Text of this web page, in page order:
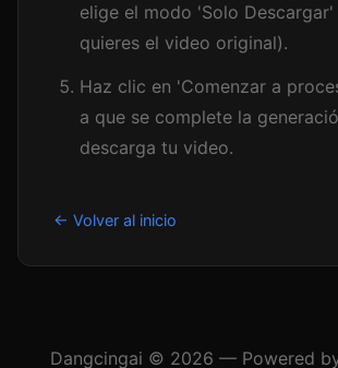
elige el modo 'Solo Descargar'
quieres el video original).
Haz clic en 'Comenzar a
a que se complete la
descarga tu video.
← Volver al inicio
Dangcingai © 2026 — Powered